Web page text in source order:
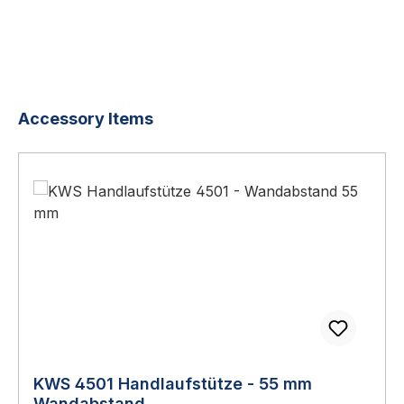
Produktgalerie überspringen
Accessory Items
KWS 4501 Handlaufstütze - 55 mm